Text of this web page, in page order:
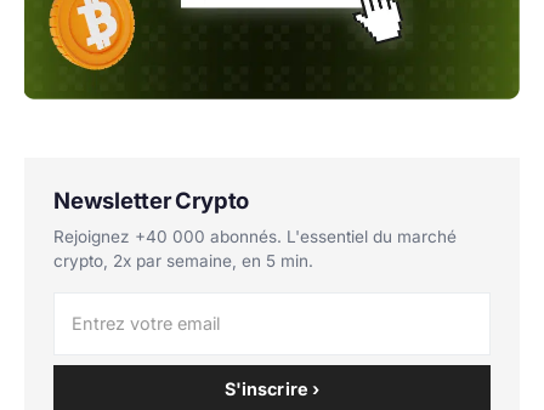
Newsletter Crypto
Rejoignez +40 000 abonnés. L'essentiel du marché
crypto, 2x par semaine, en 5 min.
S'inscrire ›